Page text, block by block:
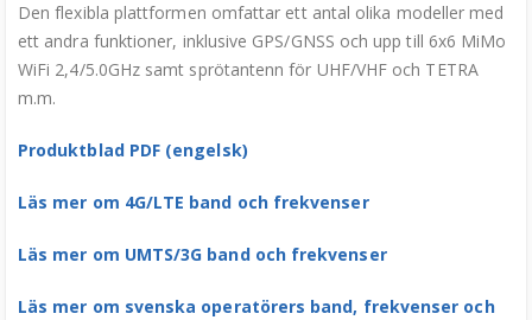
Den flexibla plattformen omfattar ett antal olika modeller med
ett andra funktioner, inklusive GPS/GNSS och upp till 6x6 MiMo
WiFi 2,4/5.0GHz samt sprötantenn för UHF/VHF och TETRA
m.m.
Produktblad PDF (engelsk)
Läs mer om 4G/LTE band och frekvenser
Läs mer om UMTS/3G band och frekvenser
Läs mer om svenska operatörers band, frekvenser och